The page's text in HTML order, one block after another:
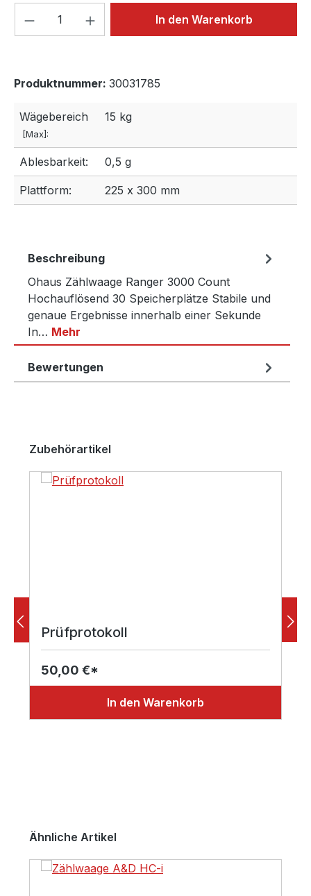
Produkt Anzahl: Gib denIn den Warenkorb
Produktnummer: 30031785
Wägebereich
[Max]:
15 kg
Ablesbarkeit: 0,5 g
Plattform: 225 x 300 mm
Beschreibung
Ohaus Zählwaage Ranger 3000 Count
Hochauflösend 30 Speicherplätze Stabile und
genaue Ergebnisse innerhalb einer Sekunde
In… Mehr
Bewertungen
Produktgalerie überspringen
Zubehörartikel
Prüfprotokoll
50,00 €*
In den Warenkorb
Produktgalerie überspringen
Ähnliche Artikel